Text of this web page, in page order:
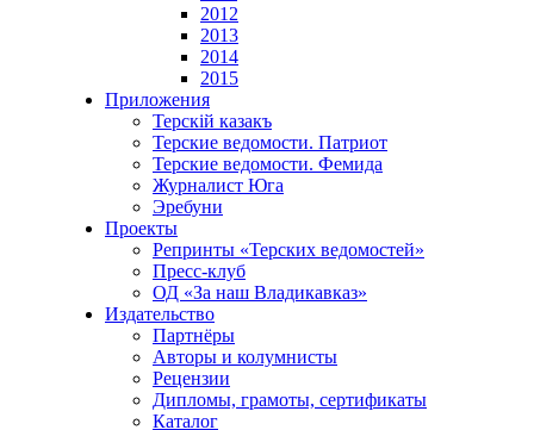
2012
2013
2014
2015
Приложения
Терскiй казакъ
Терские ведомости. Патриот
Терские ведомости. Фемида
Журналист Юга
Эребуни
Проекты
Репринты «Терских ведомостей»
Пресс-клуб
ОД «За наш Владикавказ»
Издательство
Партнёры
Авторы и колумнисты
Рецензии
Дипломы, грамоты, сертификаты
Каталог